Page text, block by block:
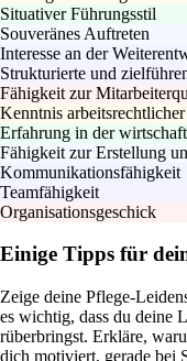
Situativer Führungsstil
Souveränes Auftreten
Interesse an der
Strukturierte und
Fähigkeit zur
Kenntnis
Erfahrung in der
Fähigkeit zur Erstellung
Kommunikationsfähigkeit
Teamfähigkeit
Organisationsgeschick
Einige Tipps für
Zeige deine Pflege-
es wichtig, dass du deine
rüberbringst. Erkläre,
dich motiviert, gerade bei